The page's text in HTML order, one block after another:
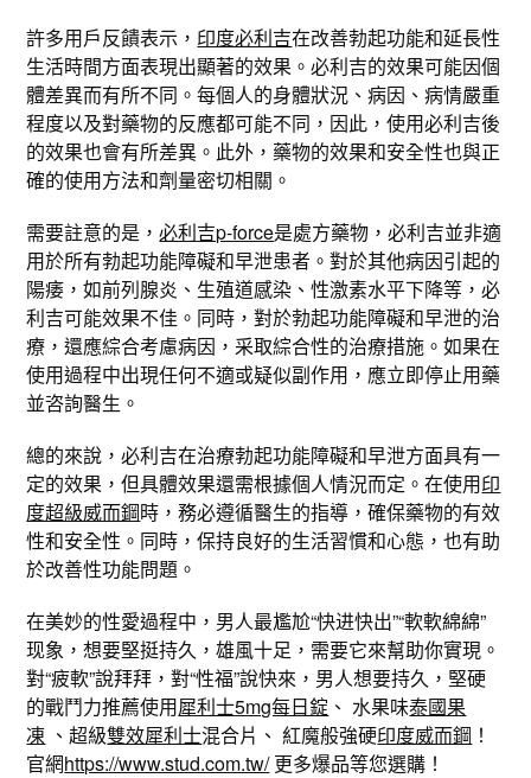
許多用戶反饋表示， 印度必利吉在改善勃起功能和延長性
生活時間方面表現出顯著的效果。必利吉的效果可能因個
體差異而有所不同。每個人的身體狀況、病因、病情嚴重
程度以及對藥物的反應都可能不同，因此，使用必利吉後
的效果也會有所差異。此外，藥物的效果和安全性也與正
確的使用方法和劑量密切相關。
需要註意的是，必利吉p-force是處方藥物，必利吉並非適
用於所有勃起功能障礙和早泄患者。對於其他病因引起的
陽痿，如前列腺炎、生殖道感染、性激素水平下降等，必
利吉可能效果不佳。同時，對於勃起功能障礙和早泄的治
療，還應綜合考慮病因，采取綜合性的治療措施。如果在
使用過程中出現任何不適或疑似副作用，應立即停止用藥
並咨詢醫生。
總的來說，必利吉在治療勃起功能障礙和早泄方面具有一
定的效果，但具體效果還需根據個人情況而定。在使用印
度超級威而鋼時，務必遵循醫生的指導，確保藥物的有效
性和安全性。同時，保持良好的生活習慣和心態，也有助
於改善性功能問題。
在美妙的性愛過程中，男人最尷尬“快进快出”“軟軟綿綿”
现象，想要堅挺持久，雄風十足，需要它來幫助你實現。
對“疲軟”說拜拜，對“性福”說快來，男人想要持久，堅硬
的戰鬥力推薦使用犀利士5mg每日錠 、 水果味泰國果
凍 、超級雙效犀利士混合片、 紅魔般強硬印度威而鋼 ！
官網https://www.stud.com.tw/更多爆品等您選購！